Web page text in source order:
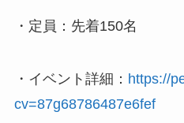
・定員：先着150名
・イベント詳細： https://
cv=87g68786487e6fef